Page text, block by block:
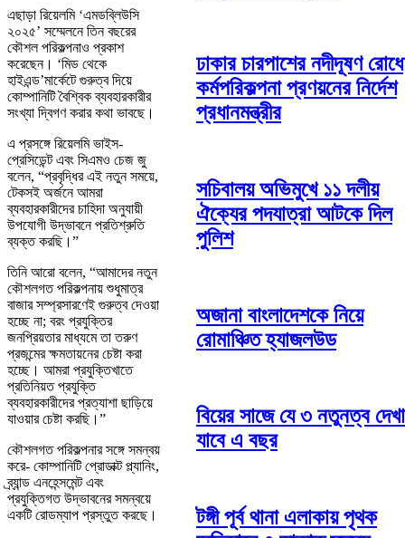
এছাড়া রিয়েলমি ‘এমডব্লিউসি
২০২৫’ সম্মেলনে তিন বছরের
কৌশল পরিকল্পনাও প্রকাশ
করেছেন। ‘মিড থেকে
হাইএন্ড’মার্কেটে গুরুত্ব দিয়ে
কোম্পানিটি বৈশ্বিক ব্যবহারকারীর
সংখ্যা দ্বিগণ করার কথা ভাবছে।
এ প্রসঙ্গে রিয়েলমি ভাইস-
প্রেসিডেন্ট এবং সিএমও চেজ জু
বলেন, “প্রবৃদ্ধির এই নতুন সময়ে,
টেকসই অর্জনে আমরা
ব্যবহারকারীদের চাহিদা অনুযায়ী
উপযোগী উদ্ভাবনে প্রতিশ্রুতি
ব্যক্ত করছি।”
তিনি আরো বলেন, “আমাদের নতুন
কৌশলগত পরিকল্পনায় শুধুমাত্র
বাজার সম্প্রসারণেই গুরুত্ব দেওয়া
হচ্ছে না; বরং প্রযুক্তির
জনপ্রিয়তার মাধ্যমে তা তরুণ
প্রজন্মের ক্ষমতায়নের চেষ্টা করা
হচ্ছে। আমরা প্রযুক্তিখাতে
প্রতিনিয়ত প্রযুক্তি
ব্যবহারকারীদের প্রত্যাশা ছাড়িয়ে
যাওয়ার চেষ্টা করছি।”
কৌশলগত পরিকল্পনার সঙ্গে সমন্বয়
করে- কোম্পানিটি প্রোডাক্ট প্ল্যানিং,
ব্র্যান্ড এনহেন্সমেন্ট এবং
প্রযুক্তিগত উদ্ভাবনের সমন্বয়ে
একটি রোডম্যাপ প্রস্তুত করছে।
ঢাকার চারপাশের নদীদূষণ রোধে
কর্মপরিকল্পনা প্রণয়নের নির্দেশ
প্রধানমন্ত্রীর
সচিবালয় অভিমুখে ১১ দলীয়
ঐক্যের পদযাত্রা আটকে দিল
পুলিশ
অজানা বাংলাদেশকে নিয়ে
রোমাঞ্চিত হ্যাজলউড
বিয়ের সাজে যে ৩ নতুনত্ব দেখা
যাবে এ বছর
টঙ্গী পূর্ব থানা এলাকায় পৃথক